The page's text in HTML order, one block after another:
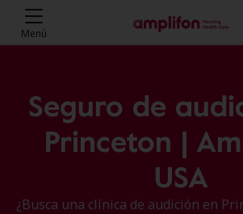
Menú
Seguro de
Princeton |
USA
¿Busca una clínica de audición en